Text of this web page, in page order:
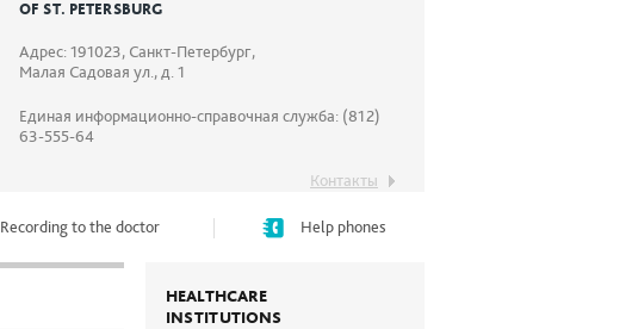
OF ST. PETERSBURG
Адрес: 191023, Санкт-Петербург,
Малая Садовая ул., д. 1
Единая информационно-справочная служба: (812)
63-555-64
Контакты
Recording to the doctor Help phones
HEALTHCARE
INSTITUTIONS